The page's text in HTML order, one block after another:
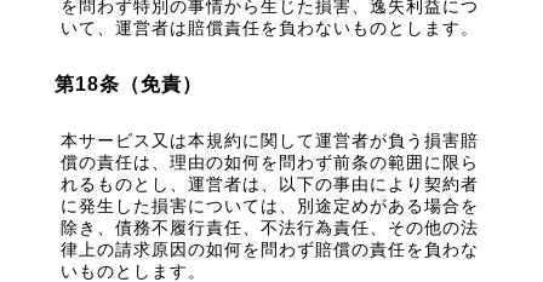
を問わず特別の事情から生じた損害、逸失利益につ
いて、運営者は賠償責任を負わないものとします。
第18条（免責）
本サービス又は本規約に関して運営者が負う損害賠
償の責任は、理由の如何を問わず前条の範囲に限ら
れるものとし、運営者は、以下の事由により契約者
に発生した損害については、別途定めがある場合を
除き、債務不履行責任、不法行為責任、その他の法
律上の請求原因の如何を問わず賠償の責任を負わな
いものとします。